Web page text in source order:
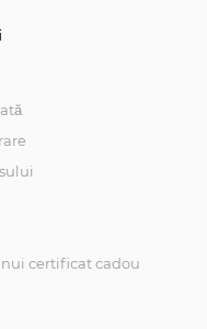
certificat cadou